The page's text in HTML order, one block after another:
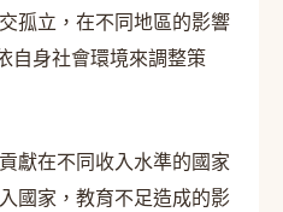
孤立，在不同地區的影響
自身社會環境來調整策
獻在不同收入水準的國家
國家，教育不足造成的影